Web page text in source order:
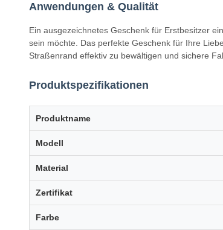
Anwendungen & Qualität
Ein ausgezeichnetes Geschenk für Erstbesitzer
sein möchte. Das perfekte Geschenk für Ihre
Straßenrand effektiv zu bewältigen und sichere
Produktspezifikationen
Produktname
Modell
Material
Zertifikat
Farbe